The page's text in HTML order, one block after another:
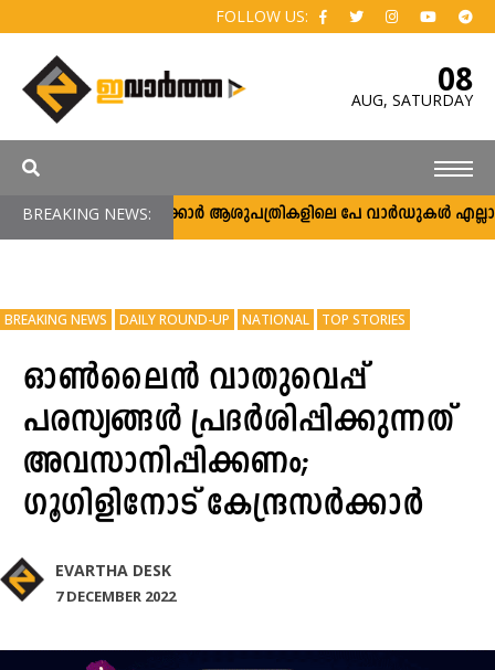
FOLLOW US:
08
AUG, SATURDAY
BREAKING NEWS:സർക്കാർ ആശുപത്രികളിലെ പേ വാർഡുകൾ
BREAKING NEWS DAILY ROUND-UP NATIONAL TOP STORIES
ഓൺലൈൻ വാതുവെപ്പ്
പരസ്യങ്ങൾ പ്രദർശിപ്പിക്കുന്നത്
അവസാനിപ്പിക്കണം;
ഗൂഗിളിനോട് കേന്ദ്രസർക്കാർ
EVARTHA DESK
7 DECEMBER 2022